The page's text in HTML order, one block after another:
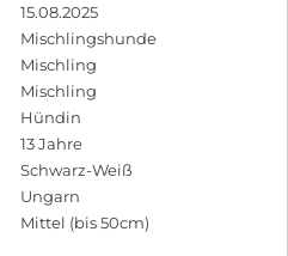
15.08.2025
Mischlingshunde
Mischling
Mischling
Hündin
13 Jahre
Schwarz-Weiß
Ungarn
Mittel (bis 50cm)